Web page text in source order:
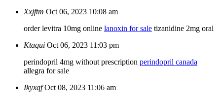
Xxjftm Oct 06, 2023 10:08 am
order levitra 10mg online lanoxin for sale tizanidine 2mg oral
Ktaqui Oct 06, 2023 11:03 pm
perindopril 4mg without prescription perindopril canada
allegra for sale
Ikyxqf Oct 08, 2023 11:06 am